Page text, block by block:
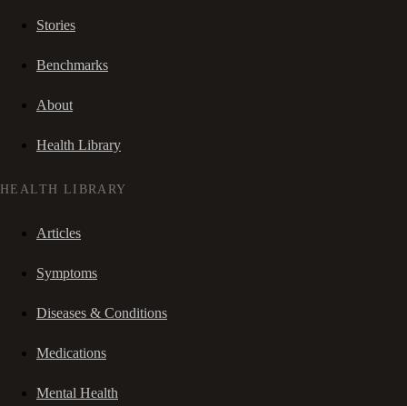
Stories
Benchmarks
About
Health Library
HEALTH LIBRARY
Articles
Symptoms
Diseases & Conditions
Medications
Mental Health